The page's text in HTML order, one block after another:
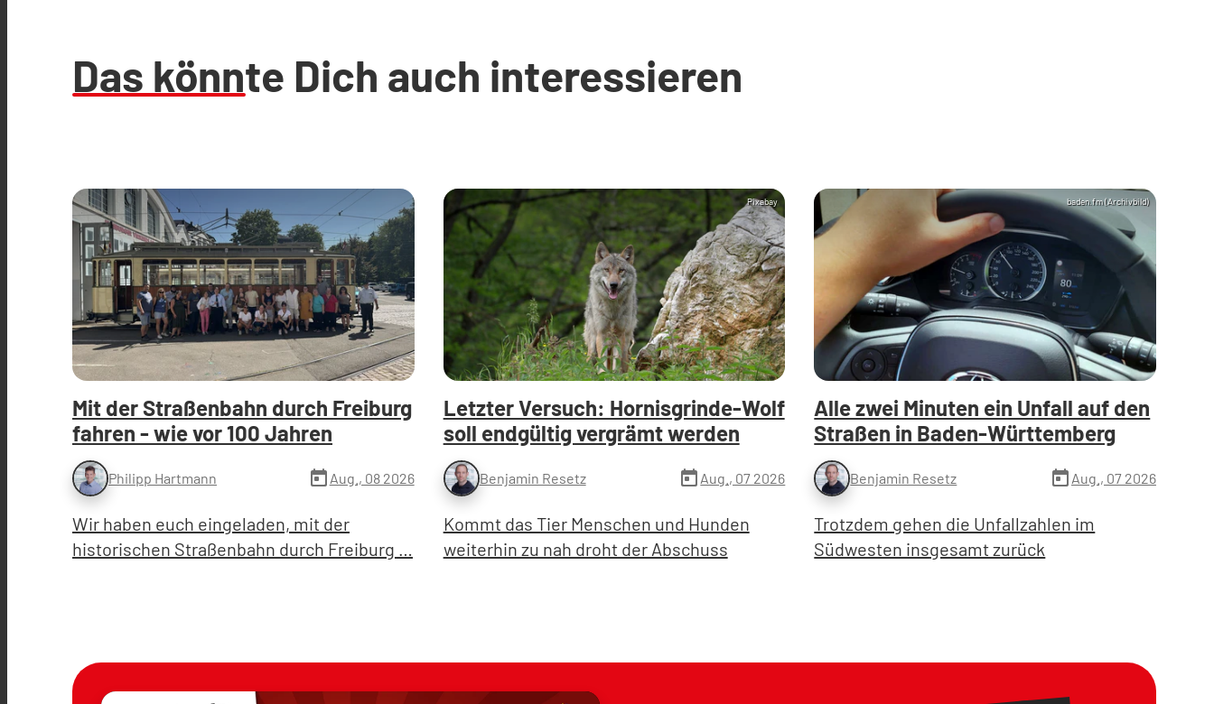
Das könnte Dich auch interessieren
Mit der Straßenbahn durch Freiburg
fahren - wie vor 100 Jahren
Philipp Hartmann today Aug., 08 2026
Wir haben euch eingeladen, mit der
historischen Straßenbahn durch Freiburg …
Pixabay
Letzter Versuch: Hornisgrinde-Wolf
soll endgültig vergrämt werden
Benjamin Resetz todayAug., 07 2026
Kommt das Tier Menschen und Hunden
weiterhin zu nah droht der Abschuss
baden.fm (Archivbild)
Alle zwei Minuten ein Unfall auf den
Straßen in Baden-Württemberg
Benjamin Resetz today Aug., 07 2026
Trotzdem gehen die Unfallzahlen im
Südwesten insgesamt zurück